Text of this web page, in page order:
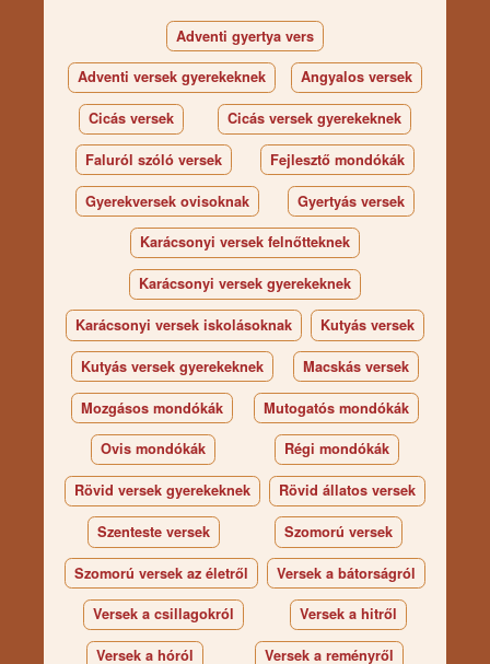
Adventi gyertya vers
Adventi versek gyerekeknek Angyalos versek
Cicás versek Cicás versek gyerekeknek
Faluról szóló versek Fejlesztő mondókák
Gyerekversek ovisoknak Gyertyás versek
Karácsonyi versek felnőtteknek
Karácsonyi versek gyerekeknek
Karácsonyi versek iskolásoknak Kutyás versek
Kutyás versek gyerekeknek Macskás versek
Mozgásos mondókák Mutogatós mondókák
Ovis mondókák Régi mondókák
Rövid versek gyerekeknek Rövid állatos versek
Szenteste versek Szomorú versek
Szomorú versek az életről Versek a bátorságról
Versek a csillagokról Versek a hitről
Versek a hóról Versek a reményről